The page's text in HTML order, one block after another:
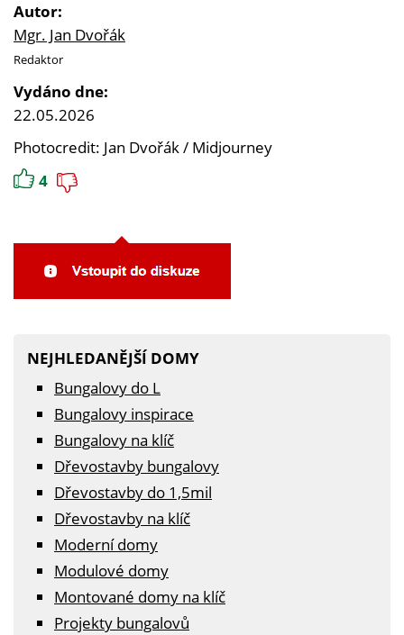
Autor:
Mgr. Jan Dvořák
Redaktor
Vydáno dne:
22.05.2026
Photocredit: Jan Dvořák / Midjourney
4
NEJHLEDANĚJŠÍ DOMY
Bungalovy do L
Bungalovy inspirace
Bungalovy na klíč
Dřevostavby bungalovy
Dřevostavby do 1,5mil
Dřevostavby na klíč
Moderní domy
Modulové domy
Montované domy na klíč
Projekty bungalovů